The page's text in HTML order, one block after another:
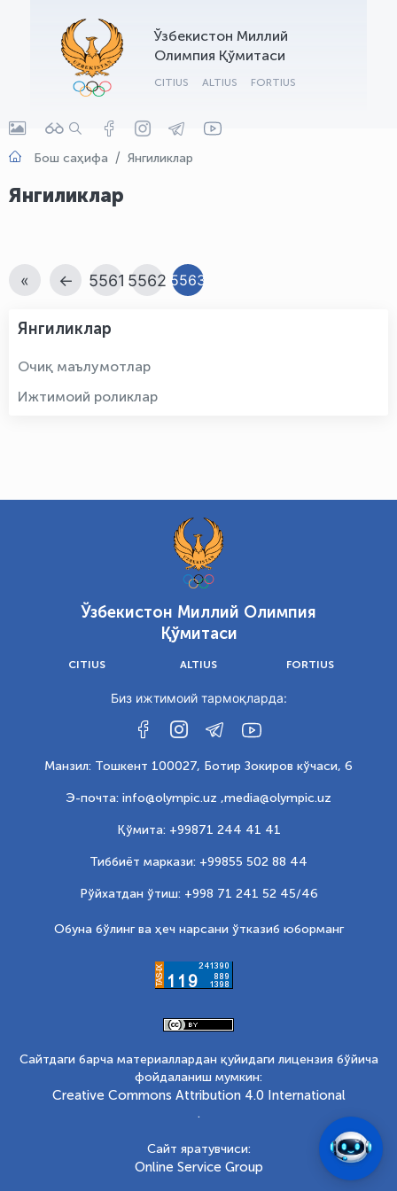
Ўзбекистон Миллий
Олимпия Қўмитаси
CITIUS ALTIUS FORTIUS
Бош саҳифа Янгиликлар
Янгиликлар
« ← 5561 5562 5563
Янгиликлар
Очиқ маълумотлар
Ижтимоий роликлар
Ўзбекистон Миллий Олимпия
Қўмитаси
CITIUS ALTIUS FORTIUS
Биз ижтимоий тармоқларда:
Манзил: Тошкент 100027, Ботир Зокиров кўчаси, 6
Э-почта: info@olympic.uz ,media@olympic.uz
Қўмита: +99871 244 41 41
Тиббиёт маркази: +99855 502 88 44
Рўйхатдан ўтиш: +998 71 241 52 45/46
Обуна бўлинг ва ҳеч нарсани ўтказиб юборманг
Сайтдаги барча материаллардан қуйидаги лицензия бўйича
фойдаланиш мумкин:
Creative Commons Attribution 4.0 International
.
Сайт яратувчиси:
Online Service Group
OLYMPCHIK AI - yordamchi
Онлайн · olympic.uz